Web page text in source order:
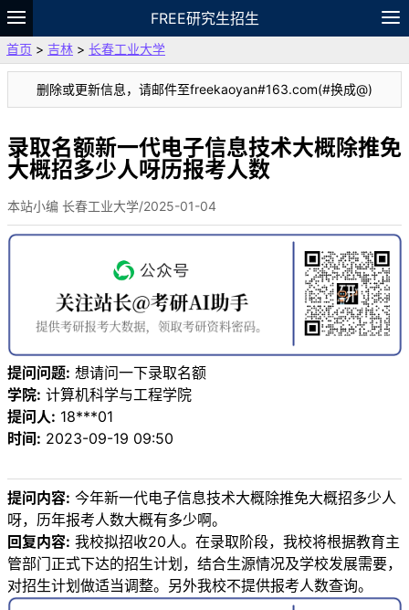
FREE研究生招生
题库
故事 专题
VIP
资料
首页 > 吉林 > 长春工业大学
删除或更新信息，请邮件至freekaoyan#163.com(#换成@)
录取名额新一代电子信息技术大概除推免
大概招多少人呀历报考人数
本站小编 长春工业大学/2025-01-04
提问问题: 想请问一下录取名额
学院: 计算机科学与工程学院
提问人: 18***01
时间: 2023-09-19 09:50
提问内容: 今年新一代电子信息技术大概除推免大概招多少人
呀，历年报考人数大概有多少啊。
回复内容: 我校拟招收20人。在录取阶段，我校将根据教育主
管部门正式下达的招生计划，结合生源情况及学校发展需要，
对招生计划做适当调整。另外我校不提供报考人数查询。